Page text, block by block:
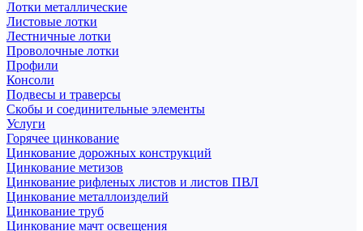
Лотки металлические
Листовые лотки
Лестничные лотки
Проволочные лотки
Профили
Консоли
Подвесы и траверсы
Скобы и соединительные элементы
Услуги
Горячее цинкование
Цинкование дорожных конструкций
Цинкование метизов
Цинкование рифленых листов и листов ПВЛ
Цинкование металлоизделий
Цинкование труб
Цинкование мачт освещения